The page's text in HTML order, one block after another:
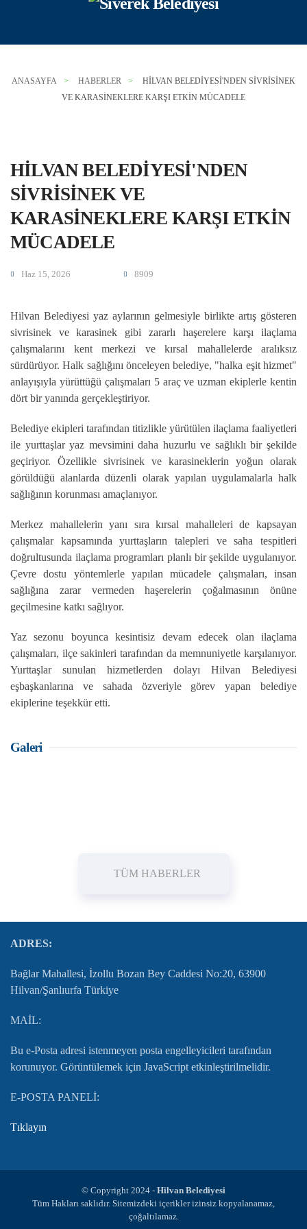
ANASAYFA HABERLER
HİLVAN BELEDİYESİ'NDEN SİVRİSİNEK
VE KARASİNEKLERE KARŞI ETKİN MÜCADELE
HİLVAN BELEDİYESİ'NDEN
SİVRİSİNEK VE
KARASİNEKLERE KARŞI ETKİN
MÜCADELE
Haz 15, 2026 8909
Hilvan Belediyesi yaz aylarının gelmesiyle birlikte artış gösteren
sivrisinek ve karasinek gibi zararlı haşerelere karşı ilaçlama
çalışmalarını kent merkezi ve kırsal mahallelerde aralıksız
sürdürüyor. Halk sağlığını önceleyen belediye, "halka eşit hizmet"
anlayışıyla yürüttüğü çalışmaları 5 araç ve uzman ekiplerle kentin
dört bir yanında gerçekleştiriyor.
Belediye ekipleri tarafından titizlikle yürütülen ilaçlama faaliyetleri
ile yurttaşlar yaz mevsimini daha huzurlu ve sağlıklı bir şekilde
geçiriyor. Özellikle sivrisinek ve karasineklerin yoğun olarak
görüldüğü alanlarda düzenli olarak yapılan uygulamalarla halk
sağlığının korunması amaçlanıyor.
Merkez mahallelerin yanı sıra kırsal mahalleleri de kapsayan
çalışmalar kapsamında yurttaşların talepleri ve saha tespitleri
doğrultusunda ilaçlama programları planlı bir şekilde uygulanıyor.
Çevre dostu yöntemlerle yapılan mücadele çalışmaları, insan
sağlığına zarar vermeden haşerelerin çoğalmasının önüne
geçilmesine katkı sağlıyor.
Yaz sezonu boyunca kesintisiz devam edecek olan ilaçlama
çalışmaları, ilçe sakinleri tarafından da memnuniyetle karşılanıyor.
Yurttaşlar sunulan hizmetlerden dolayı Hilvan Belediyesi
eşbaşkanlarına ve sahada özveriyle görev yapan belediye
ekiplerine teşekkür etti.
Galeri
TÜM HABERLER
ADRES:
Bağlar Mahallesi, İzollu Bozan Bey Caddesi No:20, 63900
Hilvan/Şanlıurfa Türkiye
MAİL:
Bu e-Posta adresi istenmeyen posta engelleyicileri tarafından
korunuyor. Görüntülemek için JavaScript etkinleştirilmelidir.
E-POSTA PANELİ:
Tıklayın
© Copyright 2024 - Hilvan Belediyesi
Tüm Hakları saklıdır. Sitemizdeki içerikler izinsiz kopyalanamaz,
çoğaltılamaz.